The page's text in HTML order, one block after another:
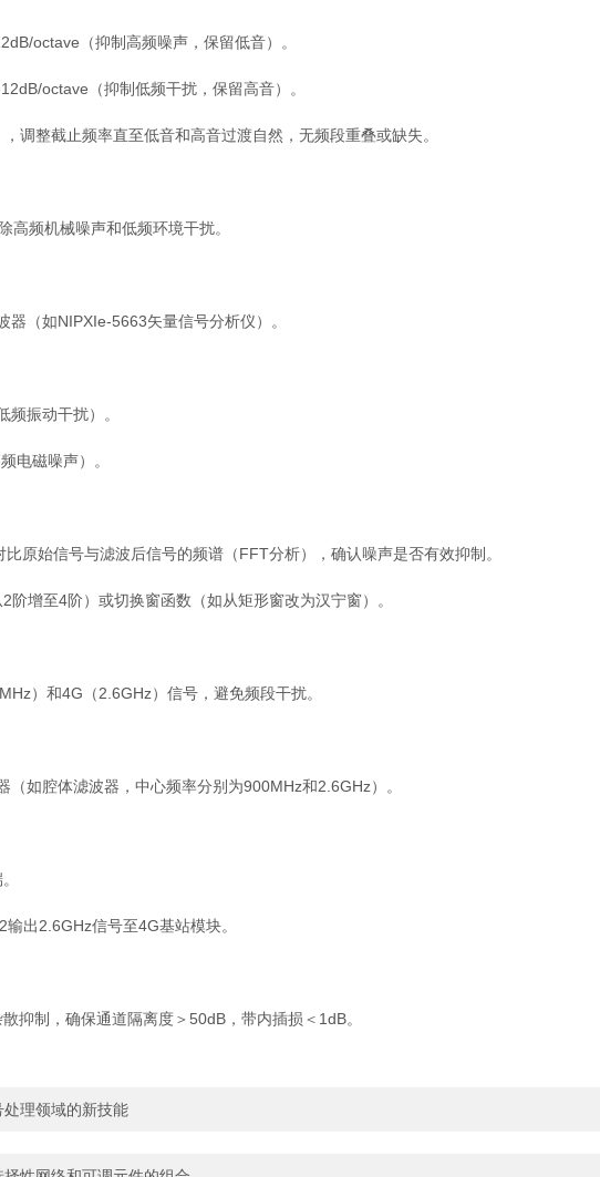
octave（抑制高频噪声，保留低音）。
octave（抑制低频干扰，保留高音）。
调整截止频率直至低音和高音过渡自然，无频段重叠或缺失。
高频机械噪声和低频环境干扰。
（如NIPXIe-5663矢量信号分析仪）。
振动干扰）。
电磁噪声）。
原始信号与滤波后信号的频谱（FFT分析），确认噪声是否有效抑制。
增至4阶）或切换窗函数（如从矩形窗改为汉宁窗）。
）和4G（2.6GHz）信号，避免频段干扰。
如腔体滤波器，中心频率分别为900MHz和2.6GHz）。
出2.6GHz信号至4G基站模块。
抑制，确保通道隔离度＞50dB，带内插损＜1dB。
理领域的新技能